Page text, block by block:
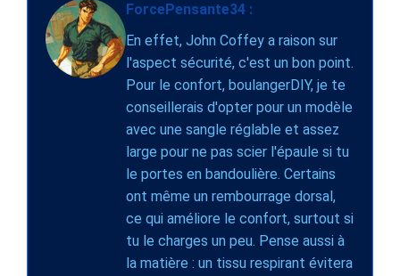
ForcePensante34 :
En effet, John Coffey a raison sur
l'aspect sécurité, c'est un bon point.
Pour le confort, boulangerDIY, je te
conseillerais d'opter pour un modèle
avec une sangle réglable et assez
large pour ne pas scier l'épaule si tu
le portes en bandoulière. Certains
ont même un rembourrage dorsal,
ce qui améliore le confort, surtout si
tu le charges un peu. Pense aussi à
la matière : un tissu respirant évitera